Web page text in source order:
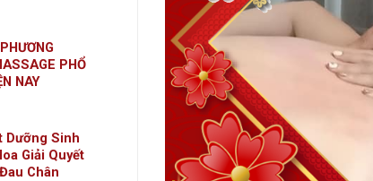
PHỔ
NAY
Dưỡng Sinh
Giải Quyết
Chân